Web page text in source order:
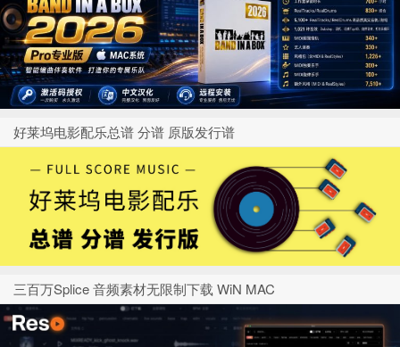
好莱坞电影配乐总谱 分谱 原版发行谱
三百万Splice 音频素材无限制下载 WiN MAC